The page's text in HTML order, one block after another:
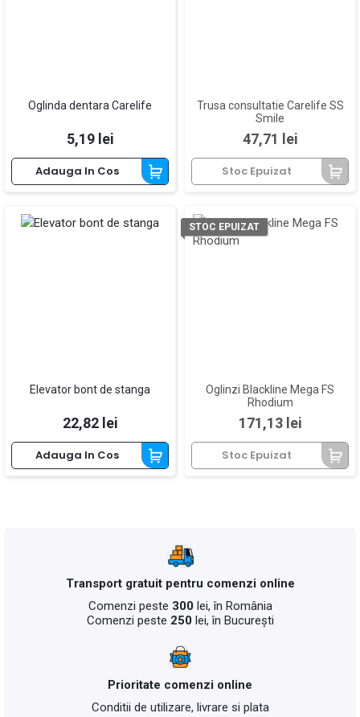
Oglinda dentara Carelife
Pret
5,19 lei
Adauga In Cos
Trusa consultatie Carelife SS
Smile
Pret
47,71 lei
Stoc Epuizat
Elevator bont de stanga
Pret
22,82 lei
Adauga In Cos
Oglinzi Blackline Mega FS
Rhodium
Pret
171,13 lei
Stoc Epuizat
STOC EPUIZAT
Transport gratuit pentru comenzi online
Comenzi peste 300lei, în România
Comenzi peste 250lei, în București
Prioritate comenzi online
Conditii de utilizare, livrare si plata